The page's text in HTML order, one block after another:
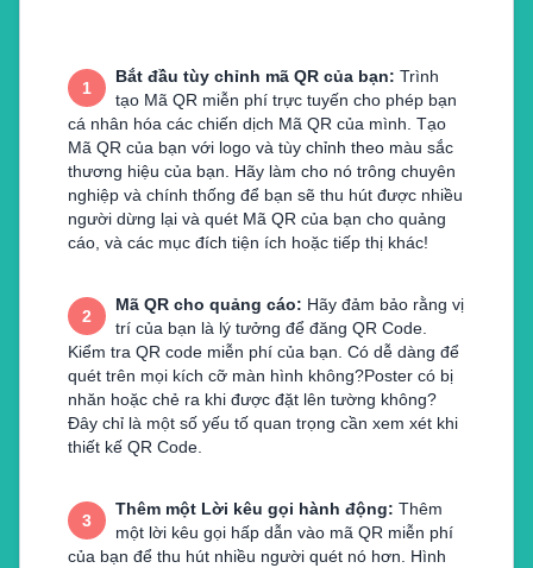
1
Bắt đầu tùy chỉnh mã QR của bạn: Trình
tạo Mã QR miễn phí trực tuyến cho phép bạn
cá nhân hóa các chiến dịch Mã QR của mình. Tạo
Mã QR của bạn với logo và tùy chỉnh theo màu sắc
thương hiệu của bạn. Hãy làm cho nó trông chuyên
nghiệp và chính thống để bạn sẽ thu hút được nhiều
người dừng lại và quét Mã QR của bạn cho quảng
cáo, và các mục đích tiện ích hoặc tiếp thị khác!
2
Mã QR cho quảng cáo: Hãy đảm bảo rằng vị
trí của bạn là lý tưởng để đăng QR Code.
Kiểm tra QR code miễn phí của bạn. Có dễ dàng để
quét trên mọi kích cỡ màn hình không?Poster có bị
nhăn hoặc chẻ ra khi được đặt lên tường không?
Đây chỉ là một số yếu tố quan trọng cần xem xét khi
thiết kế QR Code.
3
Thêm một Lời kêu gọi hành động: Thêm
một lời kêu gọi hấp dẫn vào mã QR miễn phí
của bạn để thu hút nhiều người quét nó hơn. Hình